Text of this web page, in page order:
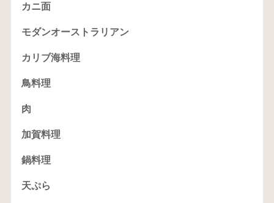
カニ面
モダンオーストラリアン
カリブ海料理
鳥料理
肉
加賀料理
鍋料理
天ぷら